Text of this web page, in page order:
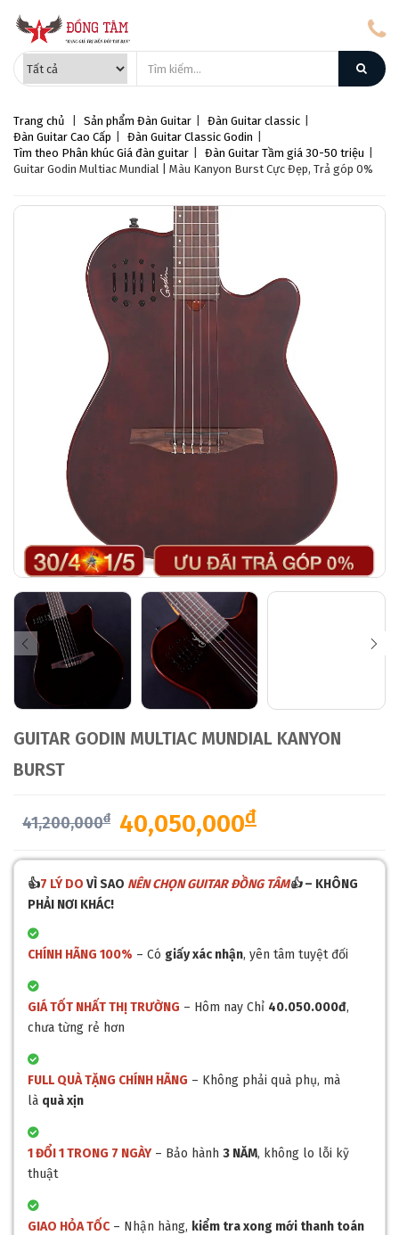
Trang chủ Sản phẩm Đàn Guitar Đàn Guitar classic
Đàn Guitar Cao Cấp
Đàn Guitar Classic Godin
Tìm theo Phân khúc Giá đàn guitar
Đàn Guitar Tầm giá 30-50 triệu
Guitar Godin Multiac Mundial | Màu Kanyon Burst Cực Đẹp, Trả góp 0%
GUITAR GODIN MULTIAC MUNDIAL KANYON
BURST
41,200,000đ 40,050,000đ
👍7 LÝ DO VÌ SAO NÊN CHỌN GUITAR ĐỒNG TÂM👍– KHÔNG
PHẢI NƠI KHÁC!
CHÍNH HÃNG 100% – Có giấy xác nhận, yên tâm tuyệt đối
GIÁ TỐT NHẤT THỊ TRƯỜNG – Hôm nay Chỉ 40.050.000đ,
chưa từng rẻ hơn
FULL QUÀ TẶNG CHÍNH HÃNG – Không phải quà phụ, mà
là quà xịn
1 ĐỔI 1 TRONG 7 NGÀY– Bảo hành 3 NĂM, không lo lỗi kỹ
thuật
GIAO HỎA TỐC– Nhận hàng, kiểm tra xong mới thanh toán